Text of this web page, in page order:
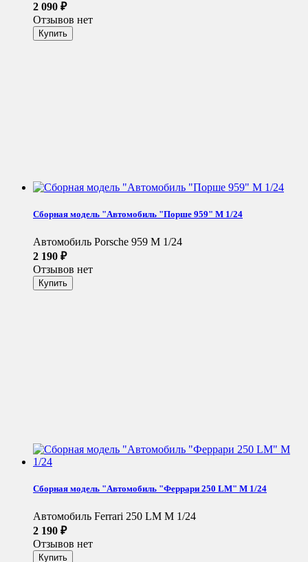
2 090 ₽
Отзывов нет
Сборная модель "Автомобиль "Порше 959" М 1/24
Автомобиль Porsche 959 М 1/24
2 190 ₽
Отзывов нет
Сборная модель "Автомобиль "Феррари 250 LM" М 1/24
Автомобиль Ferrari 250 LM М 1/24
2 190 ₽
Отзывов нет